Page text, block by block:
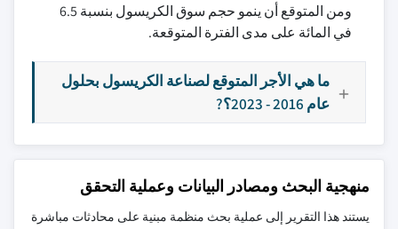
ومن المتوقع أن ينمو حجم سوق الكريسول بنسبة 6.5
في المائة على مدى الفترة المتوقعة.
ما هي الأجر المتوقع لصناعة الكريسول بحلول
عام 2016 - 2023؟?
منهجية البحث ومصادر البيانات وعملية التحقق
يستند هذا التقرير إلى عملية بحث منظمة مبنية على محادثات مباشرة